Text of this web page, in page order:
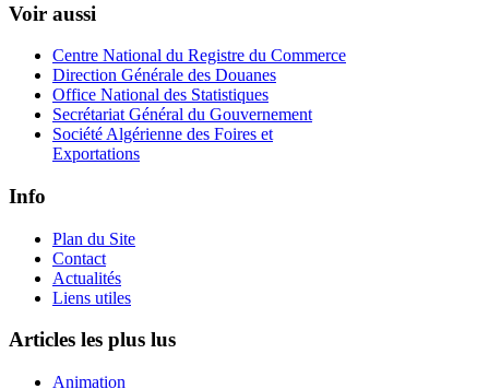
Voir aussi
Centre National du Registre du Commerce
Direction Générale des Douanes
Office National des Statistiques
Secrétariat Général du Gouvernement
Société Algérienne des Foires et
Exportations
Info
Plan du Site
Contact
Actualités
Liens utiles
Articles les plus lus
Animation